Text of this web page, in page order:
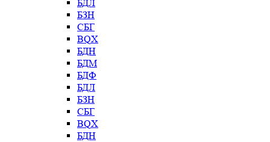
БДЛ
БЗН
СБГ
BQX
БДН
БДМ
БДФ
БДЛ
БЗН
СБГ
BQX
БДН